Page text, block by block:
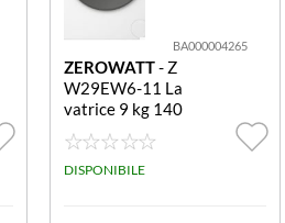
BA000004265
ZEROWATT- Z
W29EW6-11 La
vatrice 9 kg 140
0 rpm ZW29EW
6-11 LAV 9KG 1
200G INVER
DISPONIBILE